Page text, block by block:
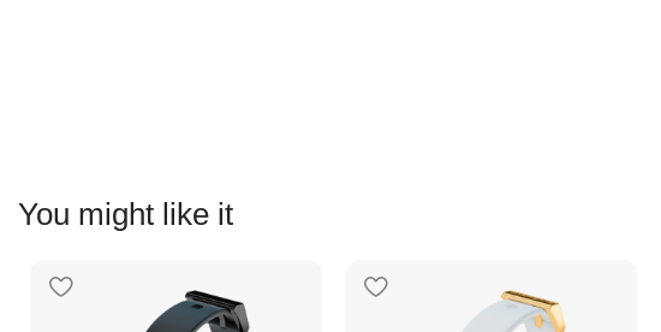
You might like it